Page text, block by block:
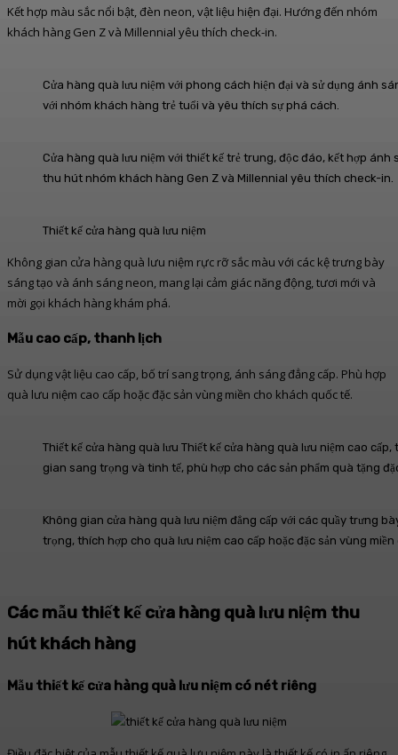
Kết hợp màu sắc nổi bật, đèn neon, vật liệu hiện đại. Hướng đến nhóm
khách hàng Gen Z và Millennial yêu thích check-in.
Cửa hàng quà lưu niệm với phong cách hiện đại và sử dụng ánh
với nhóm khách hàng trẻ tuổi và yêu thích sự phá cách.
Cửa hàng quà lưu niệm với thiết kế trẻ trung, độc đáo, kết hợp
thu hút nhóm khách hàng Gen Z và Millennial yêu thích check-in.
Thiết kế cửa hàng quà lưu niệm
Không gian cửa hàng quà lưu niệm rực rỡ sắc màu với các kệ trưng bày
sáng tạo và ánh sáng neon, mang lại cảm giác năng động, tươi mới và
mời gọi khách hàng khám phá.
Mẫu cao cấp, thanh lịch
Sử dụng vật liệu cao cấp, bố trí sang trọng, ánh sáng đẳng cấp. Phù hợp
quà lưu niệm cao cấp hoặc đặc sản vùng miền cho khách quốc tế.
Thiết kế cửa hàng quà lưu Thiết kế cửa hàng quà lưu niệm cao
gian sang trọng và tinh tế, phù hợp cho các sản phẩm quà tặng
Không gian cửa hàng quà lưu niệm đẳng cấp với các quầy trưng
trọng, thích hợp cho quà lưu niệm cao cấp hoặc đặc sản vùng
Các mẫu thiết kế cửa hàng quà lưu niệm thu
hút khách hàng
Mẫu thiết kế cửa hàng quà lưu niệm có nét riêng